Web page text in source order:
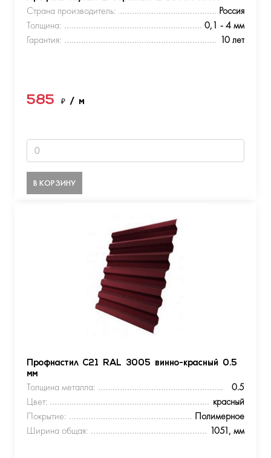
Страна производитель:
Россия
Толщина:
0,1 - 4 мм
Гарантия:
10 лет
585 ₽ / м
В КОРЗИНУ
Профнастил С21 RAL 3005 винно-красный 0.5
мм
Толщина металла:
0.5
Цвет:
красный
Покрытие:
Полимерное
Ширина общая:
1051, мм